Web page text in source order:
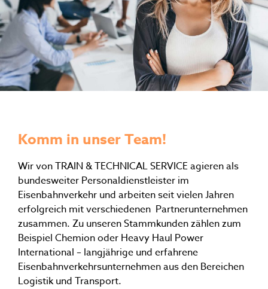
Komm in unser Team!
Wir von TRAIN & TECHNICAL SERVICE agieren als
bundesweiter Personaldienstleister im
Eisenbahnverkehr und arbeiten seit vielen Jahren
erfolgreich mit verschiedenen Partnerunternehmen
zusammen. Zu unseren Stammkunden zählen zum
Beispiel Chemion oder Heavy Haul Power
International – langjährige und erfahrene
Eisenbahnverkehrsunternehmen aus den Bereichen
Logistik und Transport.